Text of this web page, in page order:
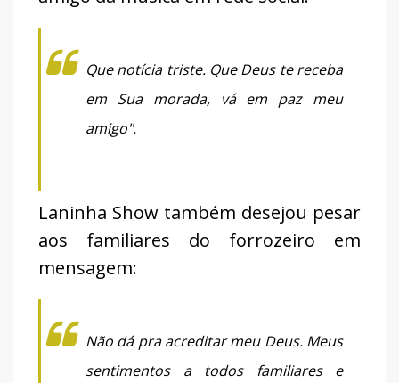
Que notícia triste. Que Deus te receba
em Sua morada, vá em paz meu
amigo".
Laninha Show também desejou pesar
aos familiares do forrozeiro em
mensagem:
Não dá pra acreditar meu Deus. Meus
sentimentos a todos familiares e